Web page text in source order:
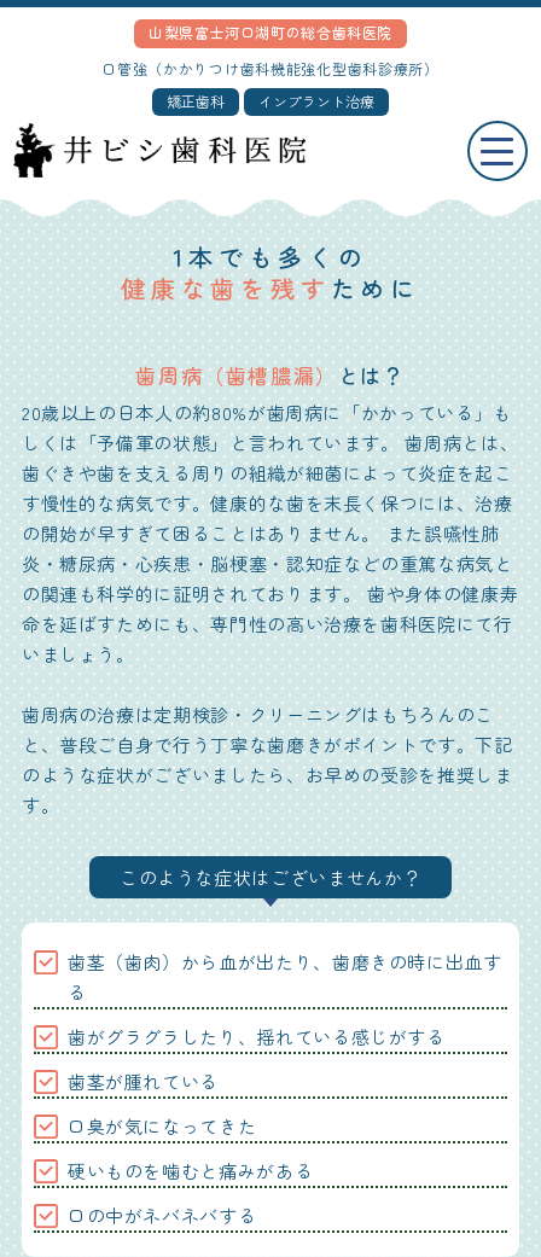
山梨県富士河口湖町の総合歯科医院
口管強（かかりつけ歯科機能強化型歯科診療所）
矯正歯科
インプラント治療
歯周病
- Periodontics -
1本でも多くの
健康な歯を残すために
歯周病（歯槽膿漏）とは？
20歳以上の日本人の約80%が歯周病に「かかっている」も
しくは「予備軍の状態」と言われています。歯周病とは、
歯ぐきや歯を支える周りの組織が細菌によって炎症を起こ
す慢性的な病気です。健康的な歯を末長く保つには、治療
の開始が早すぎて困ることはありません。 また誤嚥性肺
炎・糖尿病・心疾患・脳梗塞・認知症などの重篤な病気と
の関連も科学的に証明されております。 歯や身体の健康寿
命を延ばすためにも、専門性の高い治療を歯科医院にて行
いましょう。
歯周病の治療は定期検診・クリーニングはもちろんのこ
と、普段ご自身で行う丁寧な歯磨きがポイントです。下記
のような症状がございましたら、お早めの受診を推奨しま
す。
このような症状はございませんか？
歯茎（歯肉）から血が出たり、歯磨きの時に出血す
る
歯がグラグラしたり、揺れている感じがする
歯茎が腫れている
口臭が気になってきた
硬いものを噛むと痛みがある
口の中がネバネバする